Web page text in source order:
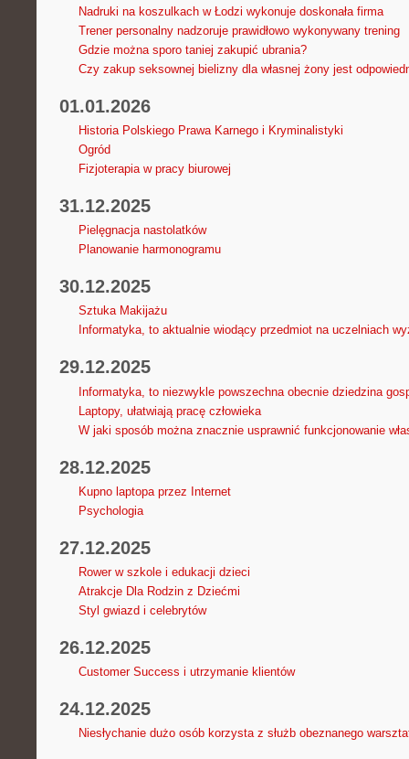
Nadruki na koszulkach w Łodzi wykonuje doskonała firma
Trener personalny nadzoruje prawidłowo wykonywany trening
Gdzie można sporo taniej zakupić ubrania?
Czy zakup seksownej bielizny dla własnej żony jest
01.01.2026
Historia Polskiego Prawa Karnego i Kryminalistyki
Ogród
Fizjoterapia w pracy biurowej
31.12.2025
Pielęgnacja nastolatków
Planowanie harmonogramu
30.12.2025
Sztuka Makijażu
Informatyka, to aktualnie wiodący przedmiot na uczelniach
29.12.2025
Informatyka, to niezwykle powszechna obecnie dziedzina
Laptopy, ułatwiają pracę człowieka
W jaki sposób można znacznie usprawnić funkcjonowanie
28.12.2025
Kupno laptopa przez Internet
Psychologia
27.12.2025
Rower w szkole i edukacji dzieci
Atrakcje Dla Rodzin z Dziećmi
Styl gwiazd i celebrytów
26.12.2025
Customer Success i utrzymanie klientów
24.12.2025
Niesłychanie dużo osób korzysta z służb obeznanego